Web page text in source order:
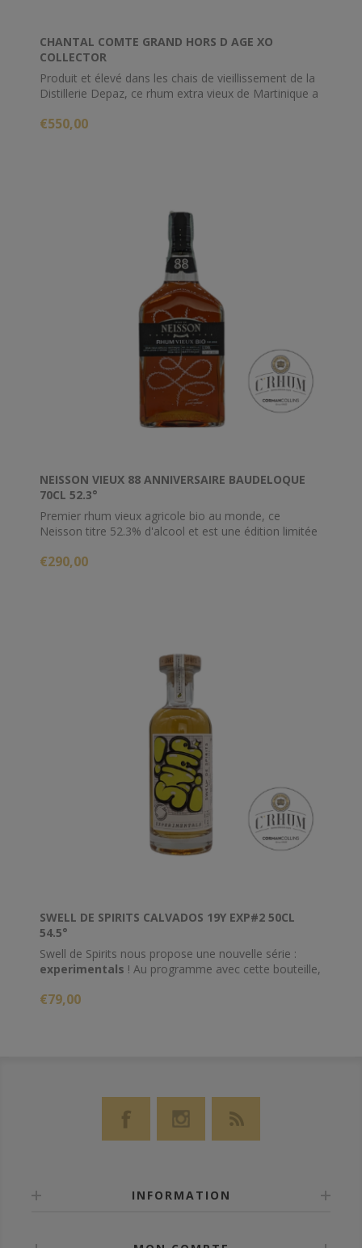
CHANTAL COMTE GRAND HORS D AGE XO
COLLECTOR
Produit et élevé dans les chais de vieillissement de la
Distillerie Depaz, ce rhum extra vieux de Martinique a
début des années 2000.
€550,00
NEISSON VIEUX 88 ANNIVERSAIRE BAUDELOQUE
70CL 52.3°
Premier rhum vieux agricole bio au monde, ce
Neisson titre 52.3% d'alcool et est une édition limitée
€290,00
SWELL DE SPIRITS CALVADOS 19Y EXP#2 50CL
54.5°
Swell de Spirits nous propose une nouvelle série :
experimentals ! Au programme avec cette bouteille,
Long Pond, célèbre rum jamaicain.
€79,00
INFORMATION